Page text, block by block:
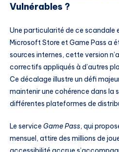
Vulnérables ?
Une particularité de ce scandale
Microsoft Store et Game Pass a
sources internes, cette version
correctifs appliqués à d’autres
Ce décalage illustre un défi
maintenir une cohérence dans la
différentes plateformes de
Le service Game Pass, qui
mensuel, attire des millions de